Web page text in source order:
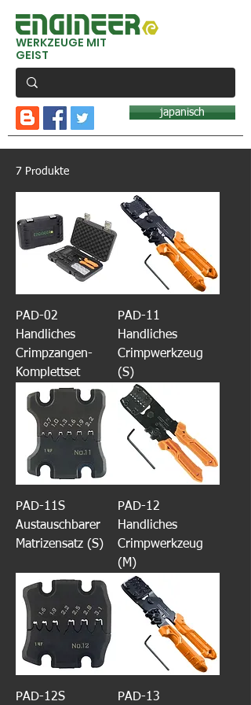
WERKZEUGE MIT
GEIST
japanisch
7 Produkte
PAD-02
Handliches
Crimpzangen-
Komplettset
PAD-11
Handliches
Crimpwerkzeug
(S)
PAD-11S
Austauschbarer
Matrizensatz (S)
PAD-12
Handliches
Crimpwerkzeug
(M)
PAD-12S PAD-13